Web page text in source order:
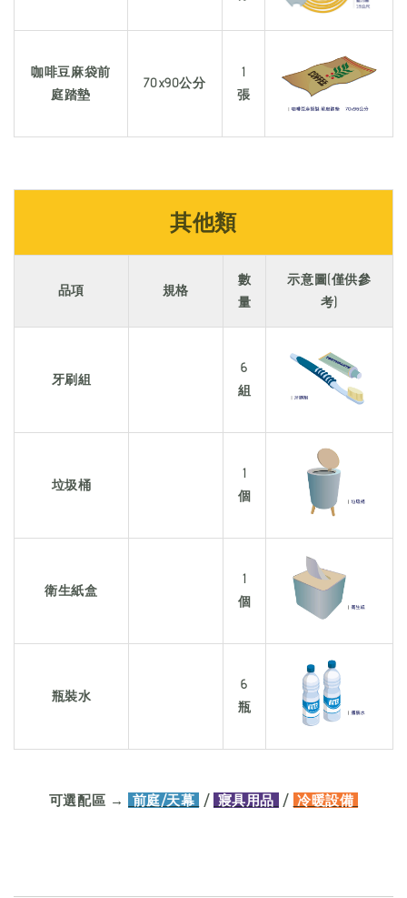
咖啡豆麻袋前
庭踏墊
70x90公分
1
張
其他類
品項 規格
數
量
示意圖(僅供參
考)
牙刷組
6
組
垃圾桶
1
個
衛生紙盒
1
個
瓶裝水
6
瓶
可選配區 → 前庭/天幕 / 寢具用品 / 冷暖設備